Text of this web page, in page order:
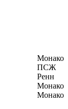
Монако
ПСЖ
Ренн
Монако
Монако